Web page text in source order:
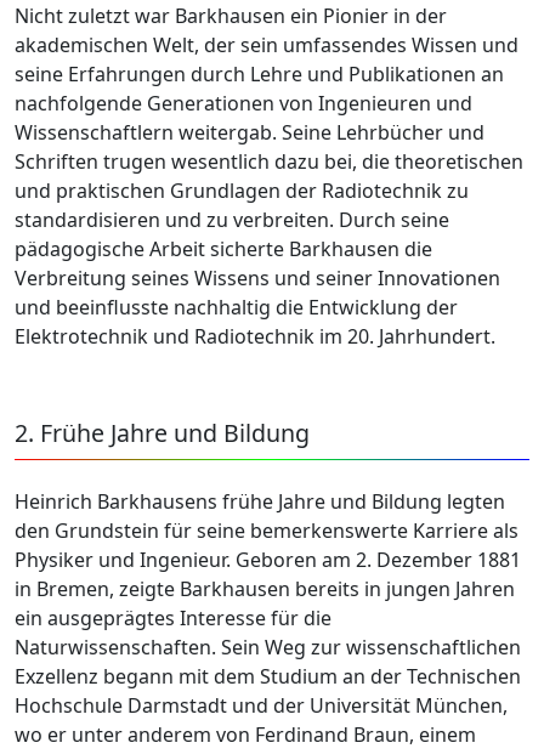
Nicht zuletzt war Barkhausen ein Pionier in der
akademischen Welt, der sein umfassendes Wissen und
seine Erfahrungen durch Lehre und Publikationen an
nachfolgende Generationen von Ingenieuren und
Wissenschaftlern weitergab. Seine Lehrbücher und
Schriften trugen wesentlich dazu bei, die theoretischen
und praktischen Grundlagen der Radiotechnik zu
standardisieren und zu verbreiten. Durch seine
pädagogische Arbeit sicherte Barkhausen die
Verbreitung seines Wissens und seiner Innovationen
und beeinflusste nachhaltig die Entwicklung der
Elektrotechnik und Radiotechnik im 20. Jahrhundert.
2. Frühe Jahre und Bildung
Heinrich Barkhausens frühe Jahre und Bildung legten
den Grundstein für seine bemerkenswerte Karriere als
Physiker und Ingenieur. Geboren am 2. Dezember 1881
in Bremen, zeigte Barkhausen bereits in jungen Jahren
ein ausgeprägtes Interesse für die
Naturwissenschaften. Sein Weg zur wissenschaftlichen
Exzellenz begann mit dem Studium an der Technischen
Hochschule Darmstadt und der Universität München,
wo er unter anderem von Ferdinand Braun, einem